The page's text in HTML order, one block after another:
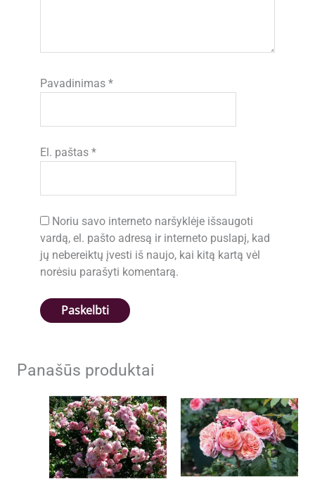
Pavadinimas*
El. paštas*
Noriu savo interneto naršyklėje išsaugoti
vardą, el. pašto adresą ir interneto puslapį, kad
jų nebereiktų įvesti iš naujo, kai kitą kartą vėl
norėsiu parašyti komentarą.
Panašūs produktai